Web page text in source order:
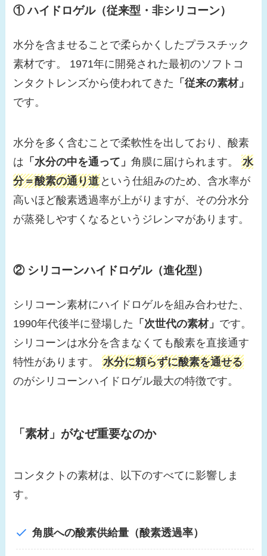
① ハイドロゲル（従来型・非シリコーン）
水分を含ませることで柔らかくしたプラスチック
素材です。 1971年に開発された最初のソフトコ
ンタクトレンズから使われてきた 「従来の素材」
です。
水分を多く含むことで柔軟性を出しており、酸素
は 「水分の中を通って」角膜に届けられます。水
分＝酸素の通り道 という仕組みのため、含水率が
高いほど酸素透過率が上がりますが、その分水分
が蒸発しやすくなるというジレンマがあります。
② シリコーンハイドロゲル（進化型）
シリコーン素材にハイドロゲルを組み合わせた、
1990年代後半に登場した 「次世代の素材」 です。
シリコーンは水分を含まなくても酸素を直接通す
特性があります。水分に頼らずに酸素を通せる
のがシリコーンハイドロゲル最大の特徴です。
「素材」がなぜ重要なのか
コンタクトの素材は、以下のすべてに影響しま
す。
角膜への酸素供給量（酸素透過率）